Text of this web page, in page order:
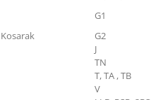
Kosarak
G1
G2
J
TN
T, TA , TB
V